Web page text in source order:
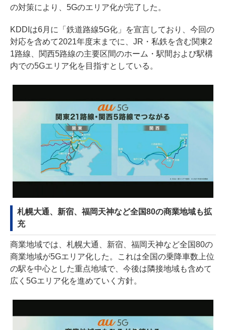
の対策により、5Gのエリア化が完了した。
KDDIは6月に「鉄道路線5G化」を宣言しており、今回の
対応を含めて2021年度末までに、JR・私鉄を含む関東2
1路線、関西5路線の主要区間のホーム・駅間および駅構
内での5Gエリア化を目指すとしている。
札幌大通、新宿、福岡天神など全国80の商業地域も拡
充
商業地域では、札幌大通、新宿、福岡天神など全国80の
商業地域が5Gエリア化した。これは全国の乗降車数上位
の駅を中心とした重点地域で、今後は隣接地域も含めて
広く5Gエリア化を進めていく方針。